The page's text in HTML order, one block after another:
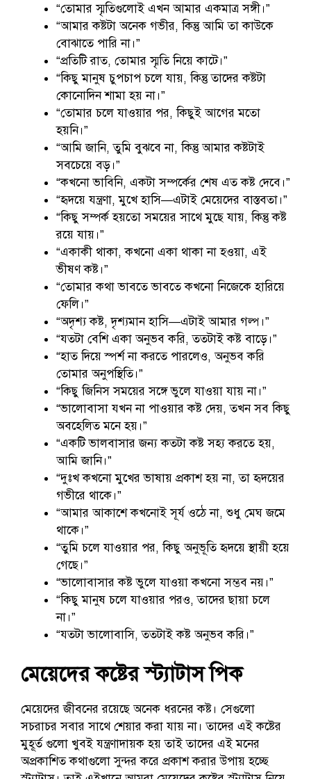
“তোমার স্মৃতিগুলোই এখন আমার একমাত্র সঙ্গী।”
“আমার কষ্টটা অনেক গভীর, কিন্তু আমি তা কাউকে
বোঝাতে পারি না।”
“প্রতিটি রাত, তোমার স্মৃতি নিয়ে কাটে।”
“কিছু মানুষ চুপচাপ চলে যায়, কিন্তু তাদের কষ্টটা
কোনোদিন শামা হয় না।”
“তোমার চলে যাওয়ার পর, কিছুই আগের মতো
হয়নি।”
“আমি জানি, তুমি বুঝবে না, কিন্তু আমার কষ্টটাই
সবচেয়ে বড়।”
“কখনো ভাবিনি, একটা সম্পর্কের শেষ এত কষ্ট দেবে।”
“হৃদয়ে যন্ত্রণা, মুখে হাসি—এটাই মেয়েদের বাস্তবতা।”
“কিছু সম্পর্ক হয়তো সময়ের সাথে মুছে যায়, কিন্তু কষ্ট
রয়ে যায়।”
“একাকী থাকা, কখনো একা থাকা না হওয়া, এই
ভীষণ কষ্ট।”
“তোমার কথা ভাবতে ভাবতে কখনো নিজেকে হারিয়ে
ফেলি।”
“অদৃশ্য কষ্ট, দৃশ্যমান হাসি—এটাই আমার গল্প।”
“যতটা বেশি একা অনুভব করি, ততটাই কষ্ট বাড়ে।”
“হাত দিয়ে স্পর্শ না করতে পারলেও, অনুভব করি
তোমার অনুপস্থিতি।”
“কিছু জিনিস সময়ের সঙ্গে ভুলে যাওয়া যায় না।”
“ভালোবাসা যখন না পাওয়ার কষ্ট দেয়, তখন সব কিছু
অবহেলিত মনে হয়।”
“একটি ভালবাসার জন্য কতটা কষ্ট সহ্য করতে হয়,
আমি জানি।”
“দুঃখ কখনো মুখের ভাষায় প্রকাশ হয় না, তা হৃদয়ের
গভীরে থাকে।”
“আমার আকাশে কখনোই সূর্য ওঠে না, শুধু মেঘ জমে
থাকে।”
“তুমি চলে যাওয়ার পর, কিছু অনুভূতি হৃদয়ে স্থায়ী হয়ে
গেছে।”
“ভালোবাসার কষ্ট ভুলে যাওয়া কখনো সম্ভব নয়।”
“কিছু মানুষ চলে যাওয়ার পরও, তাদের ছায়া চলে
না।”
“যতটা ভালোবাসি, ততটাই কষ্ট অনুভব করি।”
মেয়েদের কষ্টের স্ট্যাটাস পিক
মেয়েদের জীবনের রয়েছে অনেক ধরনের কষ্ট। সেগুলো
সচরাচর সবার সাথে শেয়ার করা যায় না। তাদের এই কষ্টের
মুহূর্ত গুলো খুবই যন্ত্রণাদায়ক হয় তাই তাদের এই মনের
অপ্রকাশিত কথাগুলো সুন্দর করে প্রকাশ করার উপায় হচ্ছে